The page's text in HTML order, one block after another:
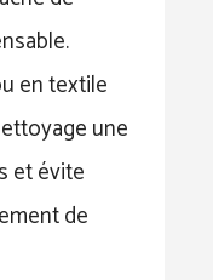
en textile
une
et évite
de